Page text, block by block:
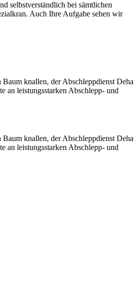
selbstverständlich bei sämtlichen
Auch Ihre Aufgabe sehen wir
knallen, der Abschleppdienst Deha
an leistungsstarken Abschlepp- und
knallen, der Abschleppdienst Deha
an leistungsstarken Abschlepp- und